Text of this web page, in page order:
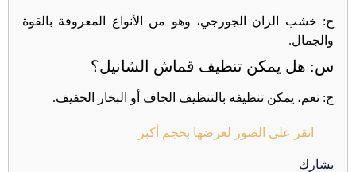
ج: خشب الزان الجورجي، وهو من الأنواع المعروفة بالقوة
والجمال.
س: هل يمكن تنظيف قماش الشانيل؟
ج: نعم، يمكن تنظيفه بالتنظيف الجاف أو البخار الخفيف.
انقر على الصور لعرضها بحجم أكبر
يشارك